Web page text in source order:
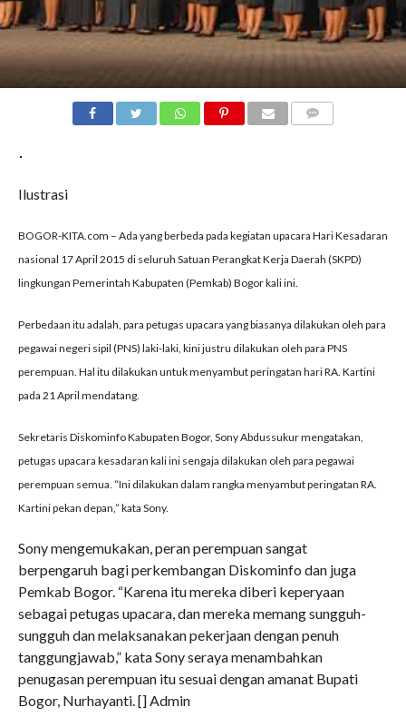
Ilustrasi
BOGOR-KITA.com – Ada yang berbeda pada kegiatan upacara Hari Kesadaran
nasional 17 April 2015 di seluruh Satuan Perangkat Kerja Daerah (SKPD)
lingkungan Pemerintah Kabupaten (Pemkab) Bogor kali ini.
Perbedaan itu adalah, para petugas upacara yang biasanya dilakukan oleh para
pegawai negeri sipil (PNS) laki-laki, kini justru dilakukan oleh para PNS
perempuan. Hal itu dilakukan untuk menyambut peringatan hari RA. Kartini
pada 21 April mendatang.
Sekretaris Diskominfo Kabupaten Bogor, Sony Abdussukur mengatakan,
petugas upacara kesadaran kali ini sengaja dilakukan oleh para pegawai
perempuan semua. “Ini dilakukan dalam rangka menyambut peringatan RA.
Kartini pekan depan,” kata Sony.
Sony mengemukakan, peran perempuan sangat
berpengaruh bagi perkembangan Diskominfo dan juga
Pemkab Bogor. “Karena itu mereka diberi keperyaan
sebagai petugas upacara, dan mereka memang sungguh-
sungguh dan melaksanakan pekerjaan dengan penuh
tanggungjawab,” kata Sony seraya menambahkan
penugasan perempuan itu sesuai dengan amanat Bupati
Bogor, Nurhayanti. [] Admin